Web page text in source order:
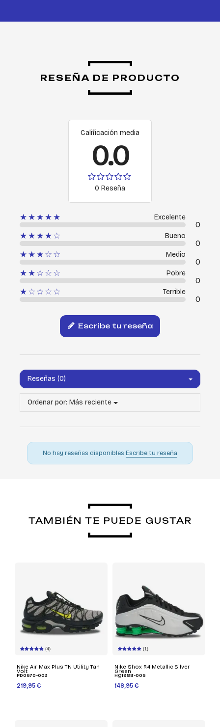
RESEÑA DE PRODUCTO
Calificación media
0.0
0 Reseña
★★★★★ Excelente
0
★★★★☆
Bueno
0
★★★☆☆
Medio
0
★★☆☆☆
Pobre
0
★☆☆☆☆
Terrible
0
Escribe tu reseña
Reseñas (0)
Ordenar por: Más reciente
No hay reseñas disponibles Escribe tu reseña
TAMBIÉN TE PUEDE GUSTAR
(4)
Nike Air Max Plus TN Utility Tan
Volt
FD0670-003
219,95 €
(1)
Nike Shox R4 Metallic Silver
Green
HQ1988-006
149,95 €